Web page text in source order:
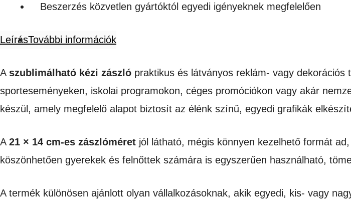
Beszerzés közvetlen gyártóktól egyedi igényeknek megfelelően
LeírásTovábbi információk
A szublimálható kézi zászló praktikus és látványos reklám- vagy
sporteseményeken, iskolai programokon, céges promóciókon vagy akár
készül, amely megfelelő alapot biztosít az élénk színű, egyedi grafikák
A 21 × 14 cm-es zászlóméret jól látható, mégis könnyen kezelhető formát
köszönhetően gyerekek és felnőttek számára is egyszerűen használható,
A termék különösen ajánlott olyan vállalkozásoknak, akik egyedi, kis- vagy